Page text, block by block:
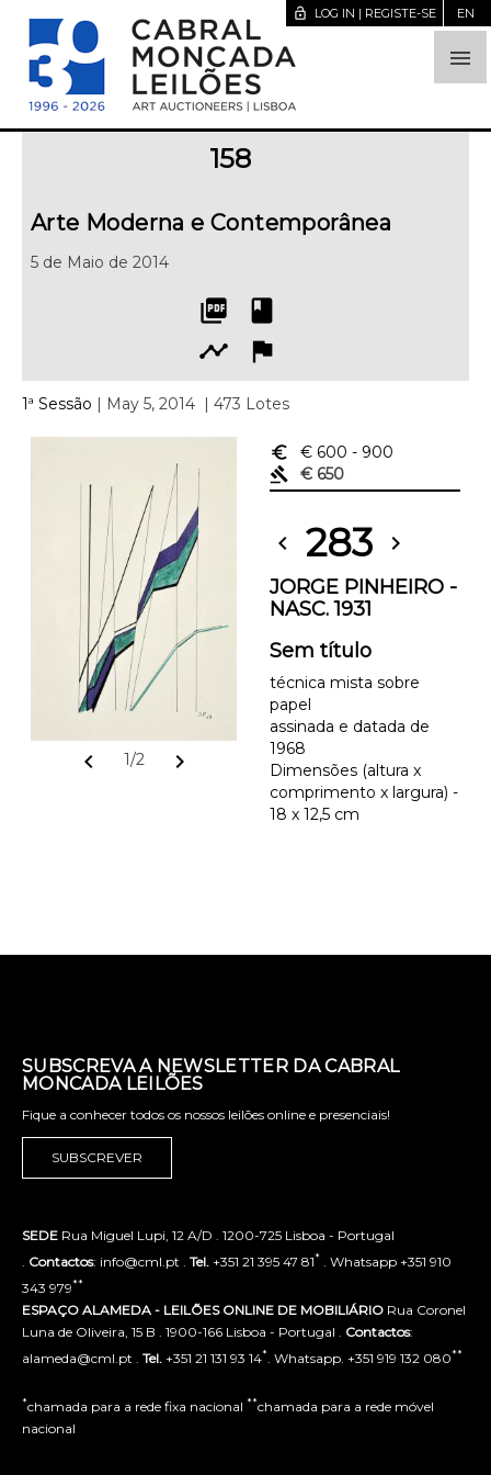

lock_open LOG IN | REGISTE-SE EN
158
Arte Moderna e Contemporânea
5 de Maio de 2014
picture_as_pdf
book
timeline
flag
1ª Sessão | May 5, 2014 | 473 Lotes
chevron_left 1/2 chevron_right
euro_symbol € 600 - 900
gavel
€ 650
chevron_left 283 chevron_right
JORGE PINHEIRO -
NASC. 1931
Sem título
técnica mista sobre
papel
assinada e datada de
1968
Dimensões (altura x
comprimento x largura) -
18 x 12,5 cm
SUBSCREVA A NEWSLETTER DA CABRAL
MONCADA LEILÕES
Fique a conhecer todos os nossos leilões online e presenciais!
SUBSCREVER
SEDE Rua Miguel Lupi, 12 A/D . 1200-725 Lisboa - Portugal
Contactos: info@cml.pt . Tel. +351 21 395 47 81* . Whatsapp +351 910
343 979**
ESPAÇO ALAMEDA - LEILÕES ONLINE DE MOBILIÁRIO Rua Coronel
Luna de Oliveira, 15 B . 1900-166 Lisboa - Portugal . Contactos:
alameda@cml.pt . Tel. +351 21 131 93 14* . Whatsapp. +351 919 132 080**
*chamada para a rede fixa nacional **chamada para a rede móvel
nacional